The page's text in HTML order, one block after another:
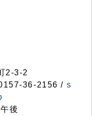
2-3-2
36-2156 / s
後